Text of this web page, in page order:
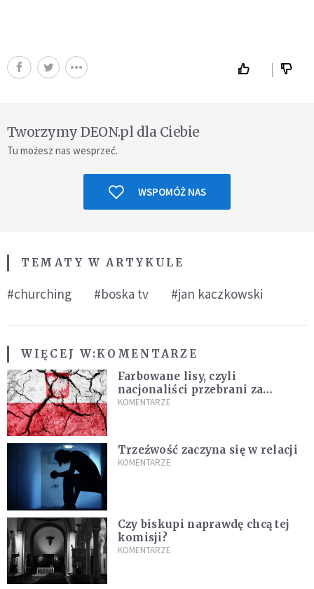
Tworzymy DEON.pl dla Ciebie
Tu możesz nas wesprzeć.
WSPOMÓŻ NAS
TEMATY W ARTYKULE
#churching #boska tv #jan kaczkowski
WIĘCEJ W:KOMENTARZE
Farbowane lisy, czyli
nacjonaliści przebrani za
chrześcijan
KOMENTARZE
Trzeźwość zaczyna się w relacji
KOMENTARZE
Czy biskupi naprawdę chcą tej
komisji?
KOMENTARZE